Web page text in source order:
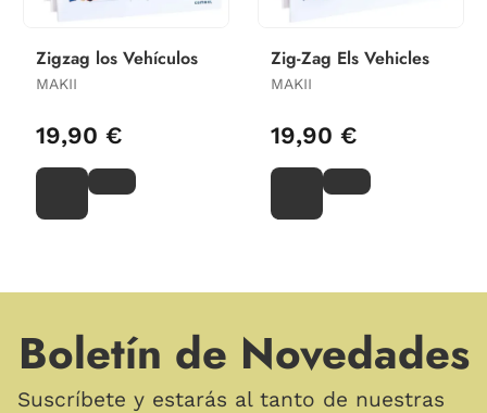
Zigzag los Vehículos
MAKII
19,90 €
Zig-Zag Els Vehicles
MAKII
19,90 €
Boletín de Novedades
Suscríbete y estarás al tanto de nuestras